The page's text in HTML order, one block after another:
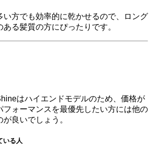
い方でも効率的に乾かせるので、ロング
る髪質の方にぴったりです。
はハイエンドモデルのため、価格が
フォーマンスを最優先したい方には他の
良いでしょう。
いる人